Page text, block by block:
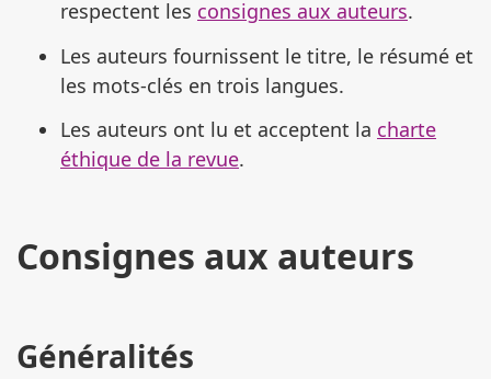
respectent les consignes aux auteurs.
Les auteurs fournissent le titre, le résumé et
les mots-clés en trois langues.
Les auteurs ont lu et acceptent la charte
éthique de la revue.
Consignes aux auteurs
Généralités